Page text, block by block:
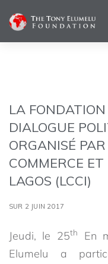
LA
DIALOGUE
ORGANISÉ
COMMERCE
LAGOS (LCCI)
SUR 2 JUIN 2017
Jeudi, le 25th
En
Elumelu a